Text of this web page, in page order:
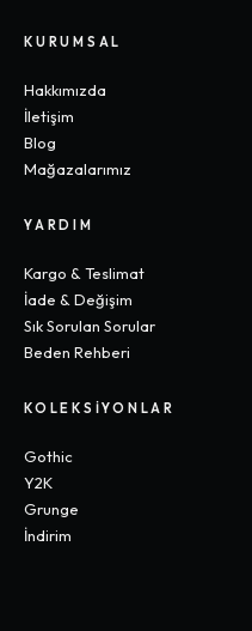
KURUMSAL
Hakkımızda
İletişim
Blog
Mağazalarımız
YARDIM
Kargo & Teslimat
İade & Değişim
Sık Sorulan Sorular
Beden Rehberi
KOLEKSIYONLAR
Gothic
Y2K
Grunge
İndirim